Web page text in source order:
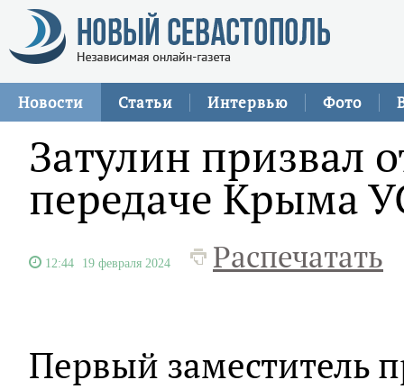
Новости Статьи Интервью Фото
Затулин призвал
передаче Крыма
12:44 19 февраля 2024 Распечатать
Первый заместитель